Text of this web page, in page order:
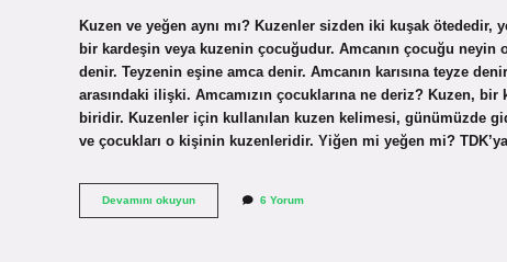
Kuzen ve yeğen aynı mı? Kuzenler sizden iki kuşak
bir kardeşin veya kuzenin çocuğudur. Amcanın çocuğu neyin
denir. Teyzenin eşine amca denir. Amcanın karısına teyze
arasındaki ilişki. Amcamızın çocuklarına ne deriz? Kuzen,
biridir. Kuzenler için kullanılan kuzen kelimesi, günümüzde
ve çocukları o kişinin kuzenleridir. Yiğen mi yeğen mi?
Devamını okuyunAmca
Çocuklarına
6 Yorum